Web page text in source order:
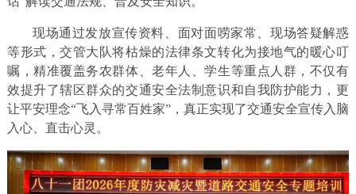
现场通过发放宣传资料、面对面唠家常、现场答疑解惑
等形式，交管大队将枯燥的法律条文转化为接地气的暖心叮
嘱，精准覆盖务农群体、老年人、学生等重点人群，不仅有
效提升了辖区群众的交通安全法制意识和自我防护能力，更
让平安理念“飞入寻常百姓家”，真正实现了交通安全宣传入脑
入心、直击心灵。